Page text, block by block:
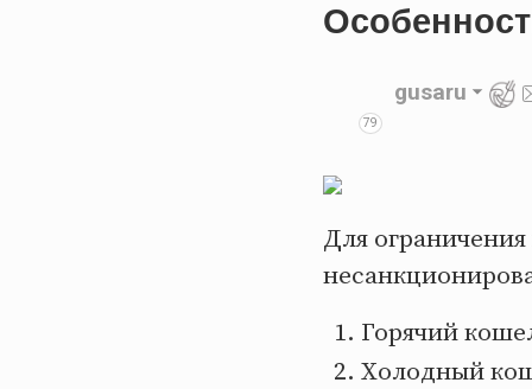
79
gusaru
Для
Горячий
Холодный